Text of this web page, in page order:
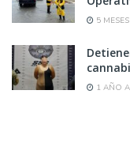
5
1 AÑO